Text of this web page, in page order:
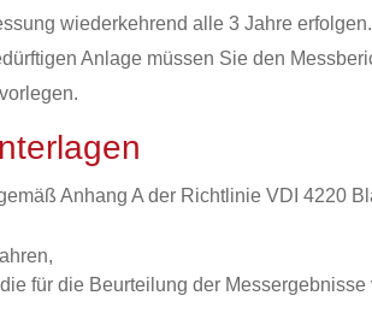
wiederkehrend alle 3 Jahre erfolgen.
Anlage müssen Sie den
Anhang A der Richtlinie VDI 4220
für die Beurteilung der